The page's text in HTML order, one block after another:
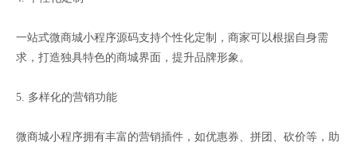
一站式微商城小程序源码支持个性化定制，商家可以根据自身需
求，打造独具特色的商城界面，提升品牌形象。
5. 多样化的营销功能
微商城小程序拥有丰富的营销插件，如优惠券、拼团、砍价等，助